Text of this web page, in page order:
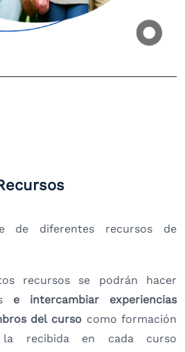
de diferentes recursos de
recursos se podrán hacer
e intercambiar experiencias
del curso como formación
la recibida en cada curso